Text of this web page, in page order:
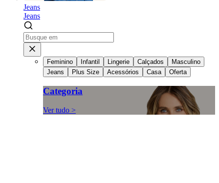
Jeans
Jeans
Feminino Infantil Lingerie Calçados
Masculino
Jeans
Plus Size Acessórios Casa Oferta
Categoria
Ver tudo >